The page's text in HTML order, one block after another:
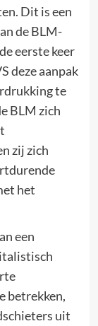
Dit is een
de BLM-
eerste keer
deze aanpak
te
BLM zich
zij zich
het
een
betrekken,
uit